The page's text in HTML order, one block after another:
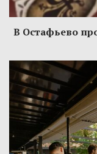
В Остафьево